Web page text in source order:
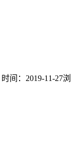
时间：2019-11-27浏